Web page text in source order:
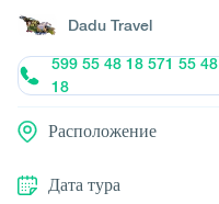
Dadu Travel
599 55 48 18 571 55 48
18
Расположение
Дата тура